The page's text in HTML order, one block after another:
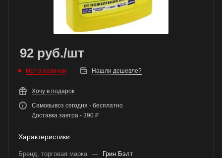
92 руб./шт
Нет в наличии Нашли дешевле?
Хочу в подарок
Самовывоз сегодня - бесплатно
Доставка завтра - 390 ₽
Характеристики
Бренд, торговая марка —
Грин Бэлт